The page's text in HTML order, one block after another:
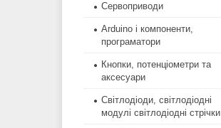
Сервоприводи
Arduino і компоненти,
програматори
Кнопки, потенціометри та
аксесуари
Світлодіоди, світлодіодні
модулі світлодіодні стрічки